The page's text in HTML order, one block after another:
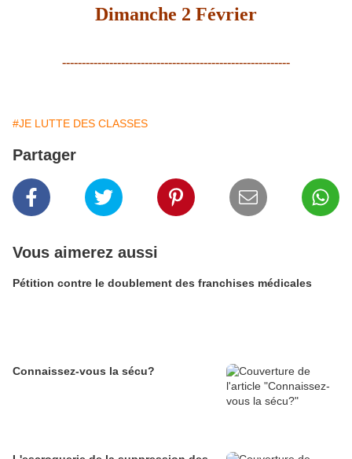
Dimanche 2 Février
----------------------------------------------------------
#JE LUTTE DES CLASSES
Partager
Vous aimerez aussi
Pétition contre le doublement des franchises médicales
Connaissez-vous la sécu?